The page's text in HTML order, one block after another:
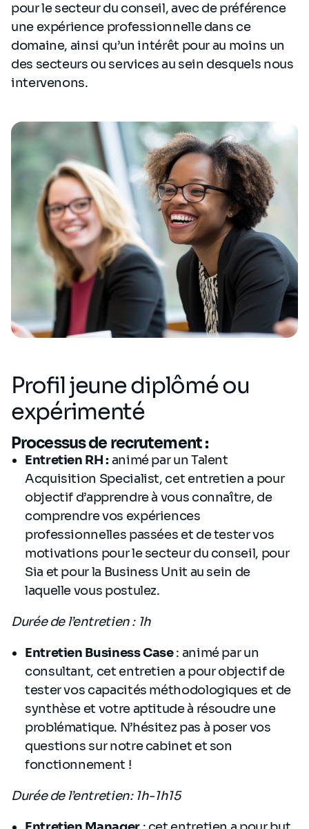
pour le secteur du conseil, avec de préférence
une expérience professionnelle dans ce
domaine, ainsi qu’un intérêt pour au moins un
des secteurs ou services au sein desquels nous
intervenons.
Profil jeune diplômé ou
expérimenté
Processus de recrutement :
Entretien RH : animé par un Talent
Acquisition Specialist, cet entretien a pour
objectif d’apprendre à vous connaître, de
comprendre vos expériences
professionnelles passées et de tester vos
motivations pour le secteur du conseil, pour
Sia et pour la Business Unit au sein de
laquelle vous postulez.
Durée de l’entretien : 1h
Entretien Business Case: animé par un
consultant, cet entretien a pour objectif de
tester vos capacités méthodologiques et de
synthèse et votre aptitude à résoudre une
problématique. N’hésitez pas à poser vos
questions sur notre cabinet et son
fonctionnement !
Durée de l’entretien: 1h-1h15